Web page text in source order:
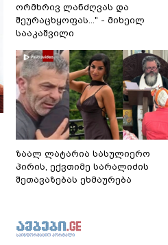
ორმხრივ ლანძღვას და
შეურაცხყოფას..." - მიხეილ
სააკაშვილი
ზაალ ლატარია სასულიერო
პირის, ექვთიმე სარალიძის
შეთავაზებას ეხმაურება